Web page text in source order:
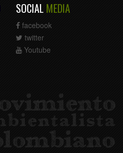
SOCIAL MEDIA
facebook
twitter
Youtube